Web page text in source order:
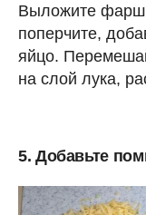
Выложите фарш
поперчите,
яйцо.
на слой лука,
5. Добавьте